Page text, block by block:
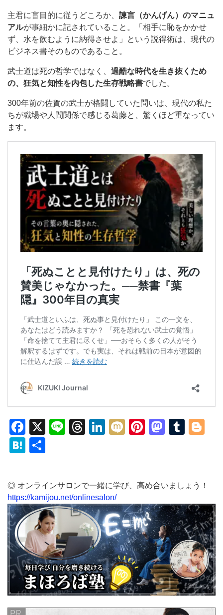
主君に盲目的に従うどころか、 諫言（かんげん）のマニュ
アルが事細かに記されていること。「相手に恥をかかせ
ず、水を飲むように納得させよ」という説得術は、現代の
ビジネス書そのものであること。
武士道は死の哲学ではなく、 過酷な時代を生き抜くため
の、狂気と知性を内包した生存戦略書でした。
300年前の佐賀の武士が格闘していた問いは、現代の私た
ちが職場や人間関係で感じる葛藤と、驚くほど重なってい
ます。
Facebook
X LineThreads
LinkedIn
MixiPinterest
Hatena
◎ オンラインサロンで一緒に学び、高め合いましょう！
https://kamijou.net/onlinesalon/